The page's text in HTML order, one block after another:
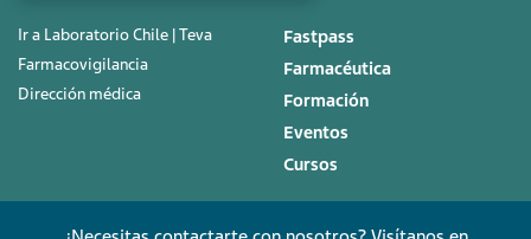
Ir a Laboratorio Chile | Teva
Farmacovigilancia
Dirección médica
Fastpass
Farmacéutica
Formación
Eventos
Cursos